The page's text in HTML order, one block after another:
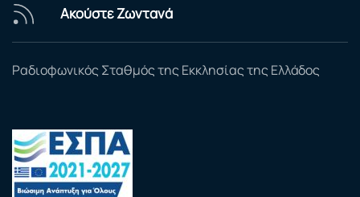
Ακούστε Ζωντανά
Ραδιοφωνικός Σταθμός της Εκκλησίας της Ελλάδος